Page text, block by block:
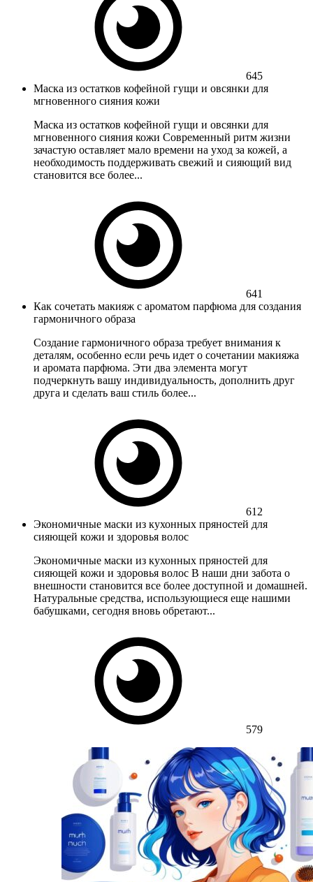
645
Маска из остатков кофейной гущи и овсянки для
мгновенного сияния кожи
Маска из остатков кофейной гущи и овсянки для
мгновенного сияния кожи Современный ритм жизни
зачастую оставляет мало времени на уход за кожей, а
необходимость поддерживать свежий и сияющий вид
становится все более...
641
Как сочетать макияж с ароматом парфюма для создания
гармоничного образа
Создание гармоничного образа требует внимания к
деталям, особенно если речь идет о сочетании макияжа
и аромата парфюма. Эти два элемента могут
подчеркнуть вашу индивидуальность, дополнить друг
друга и сделать ваш стиль более...
612
Экономичные маски из кухонных пряностей для
сияющей кожи и здоровья волос
Экономичные маски из кухонных пряностей для
сияющей кожи и здоровья волос В наши дни забота о
внешности становится все более доступной и домашней.
Натуральные средства, использующиеся еще нашими
бабушками, сегодня вновь обретают...
579